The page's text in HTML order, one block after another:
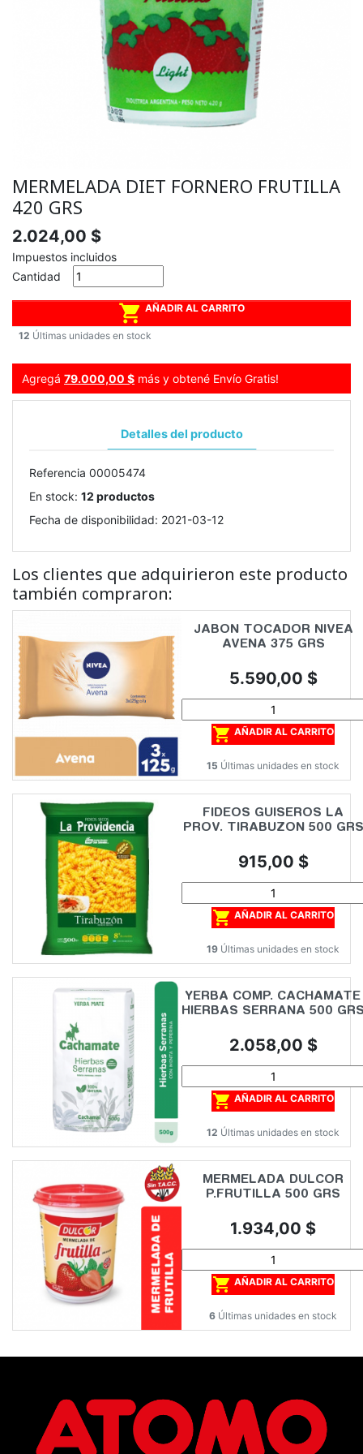
MERMELADA DIET FORNERO FRUTILLA
420 GRS
2.024,00 $
Impuestos incluidos
Cantidad
 AÑADIR AL CARRITO
12 Últimas unidades en stock
Agregá 79.000,00 $ más y obtené Envío Gratis!
Detalles del producto
Referencia 00005474
En stock: 12 productos
Fecha de disponibilidad: 2021-03-12
Los clientes que adquirieron este producto
también compraron:
JABON TOCADOR NIVEA
AVENA 375 GRS
Precio
5.590,00 $
 AÑADIR AL CARRITO
15 Últimas unidades en stock
FIDEOS GUISEROS LA
PROV. TIRABUZON 500 GRS
Precio
915,00 $
 AÑADIR AL CARRITO
19 Últimas unidades en stock
YERBA COMP. CACHAMATE
HIERBAS SERRANA 500
Precio
2.058,00 $
 AÑADIR AL CARRITO
12 Últimas unidades en stock
MERMELADA DULCOR
P.FRUTILLA 500 GRS
Precio
1.934,00 $
 AÑADIR AL CARRITO
6 Últimas unidades en stock